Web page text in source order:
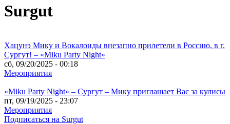
Surgut
Хацунэ Мику и Вокалоиды внезапно прилетели в Россию, в г.
Сургут! – «Miku Party Night»
сб, 09/20/2025 - 00:18
Мероприятия
«Miku Party Night» – Сургут – Мику приглашает Вас за кулисы
пт, 09/19/2025 - 23:07
Мероприятия
Подписаться на Surgut